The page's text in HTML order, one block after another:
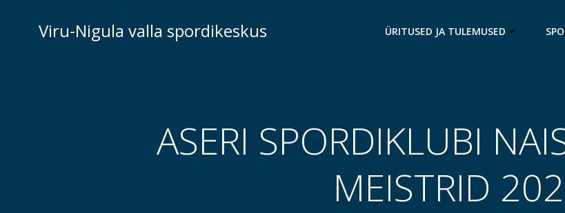
Viru-Nigula valla spordikeskus ÜRITUSED JA TULEMUSED
ASERI SPORDIKLUBI
MEISTRID